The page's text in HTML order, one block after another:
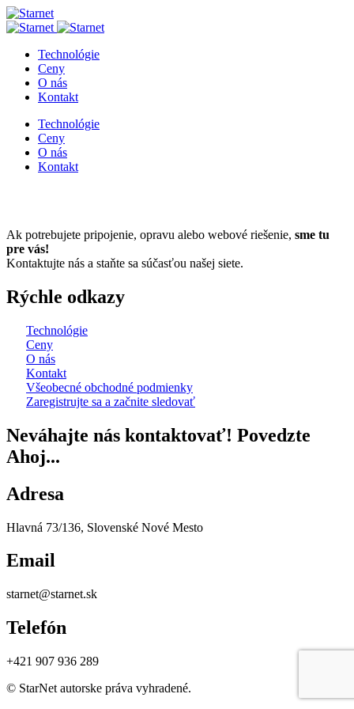
Technológie
Ceny
O nás
Kontakt
Technológie
Ceny
O nás
Kontakt
Ak potrebujete pripojenie, opravu alebo webové riešenie, sme tu
pre vás!
Kontaktujte nás a staňte sa súčasťou našej siete.
Rýchle odkazy
Technológie
Ceny
O nás
Kontakt
Všeobecné obchodné podmienky
Zaregistrujte sa a začnite sledovať
Neváhajte nás kontaktovať! Povedzte
Ahoj...
Adresa
Hlavná 73/136, Slovenské Nové Mesto
Email
starnet@starnet.sk
Telefón
+421 907 936 289
© StarNet autorske práva vyhradené.